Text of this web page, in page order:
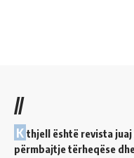
//
K thjell është revista
përmbajtje tërheqëse